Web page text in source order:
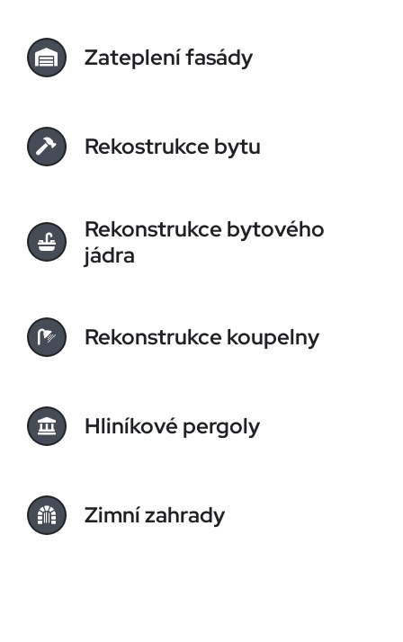
Zateplení fasády
Rekostrukce bytu
Rekonstrukce bytového
jádra
Rekonstrukce koupelny
Hliníkové pergoly
Zimní zahrady